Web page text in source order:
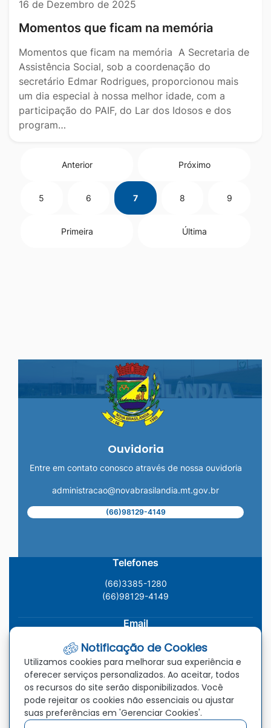
16 de Dezembro de 2025
Momentos que ficam na memória
Momentos que ficam na memória A Secretaria de
Assistência Social, sob a coordenação do
secretário Edmar Rodrigues, proporcionou mais
um dia especial à nossa melhor idade, com a
participação do PAIF, do Lar dos Idosos e dos
program…
Primeira
Anterior
5 6 7 8 9
Próximo
Última
Seção do Rodapé e Ouvidoria/
Ouvidoria
Entre em contato conosco através de nossa ouvidoria
administracao@novabrasilandia.mt.gov.br
(66)98129-4149
Telefones
(66)3385-1280
(66)98129-4149
Email
administracao@novabrasilandia.mt.gov.br
Localização
Av. Vereador Genival Nunes Araújo, 993, Centro, Nova
Brasilândia - MT, CEP: 78.860-000
Notificação de Cookies
Utilizamos cookies para melhorar sua experiência e
oferecer serviços personalizados. Ao aceitar, todos
os recursos do site serão disponibilizados. Você
pode rejeitar os cookies não essenciais ou ajustar
suas preferências em 'Gerenciar Cookies'.